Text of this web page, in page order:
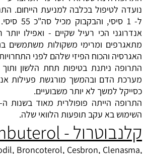
ל- 1
אנדרוגני הכי רעיל שקיים - ואפילו
מתאגרפים ומרימי משקולות משתמשים
האגרסיה והכוח הפיזי שלהם לפני
התרופה ניתנת בטיפות תחת הלשון
מערכת הדם ובהמשך מורגשת פעילות
כסייקל למשך לא יותר משבועיים.
השימוש בא עקב תופעות הלוואי שלה.
קלנבוטרול - Clenbuterol
Broncoterol, Cesbron, Clenasma,